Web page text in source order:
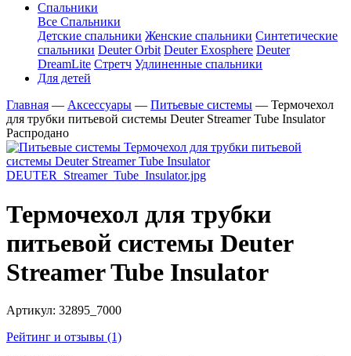
Спальники
Все Спальники
Детские спальники Женские спальники Синтетические
спальники Deuter Orbit Deuter Exosphere Deuter
DreamLite Стретч Удлиненные спальники
Для детей
Главная — Аксессуары — Питьевые системы — Термочехол
для трубки питьевой системы Deuter Streamer Tube Insulator
Распродано
Термочехол для трубки
питьевой системы Deuter
Streamer Tube Insulator
Артикул: 32895_7000
Рейтинг и отзывы (1)